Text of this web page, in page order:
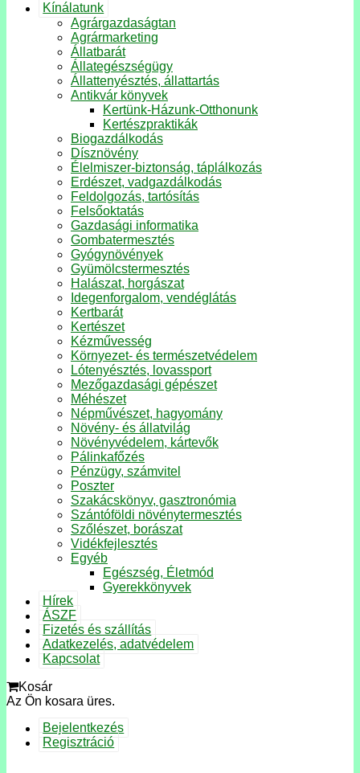
Kínálatunk
Agrárgazdaságtan
Agrármarketing
Állatbarát
Állategészségügy
Állattenyésztés, állattartás
Antikvár könyvek
Kertünk-Házunk-Otthonunk
Kertészpraktikák
Biogazdálkodás
Dísznövény
Élelmiszer-biztonság, táplálkozás
Erdészet, vadgazdálkodás
Feldolgozás, tartósítás
Felsőoktatás
Gazdasági informatika
Gombatermesztés
Gyógynövények
Gyümölcstermesztés
Halászat, horgászat
Idegenforgalom, vendéglátás
Kertbarát
Kertészet
Kézművesség
Környezet- és természetvédelem
Lótenyésztés, lovassport
Mezőgazdasági gépészet
Méhészet
Népművészet, hagyomány
Növény- és állatvilág
Növényvédelem, kártevők
Pálinkafőzés
Pénzügy, számvitel
Poszter
Szakácskönyv, gasztronómia
Szántóföldi növénytermesztés
Szőlészet, borászat
Vidékfejlesztés
Egyéb
Egészség, Életmód
Gyerekkönyvek
Hírek
ÁSZF
Fizetés és szállítás
Adatkezelés, adatvédelem
Kapcsolat
Kosár
Az Ön kosara üres.
Bejelentkezés
Regisztráció